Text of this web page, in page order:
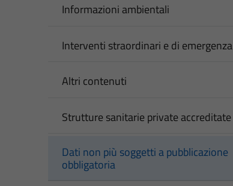
Informazioni ambientali
Interventi straordinari e di emergenza
Altri contenuti
Strutture sanitarie private accreditate
Dati non più soggetti a pubblicazione
obbligatoria